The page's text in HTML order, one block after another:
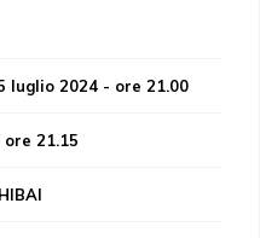
luglio 2024 - ore 21.00
21.15